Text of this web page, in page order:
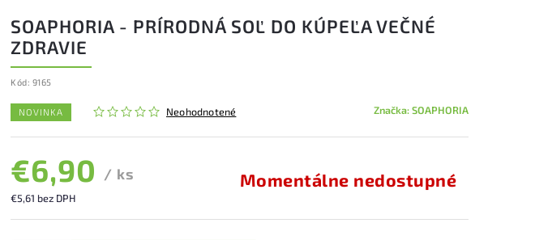
SOAPHORIA - PRÍRODNÁ SOĽ DO KÚPEĽA VEČNÉ
ZDRAVIE
Kód: 9165
NOVINKA Neohodnotené Značka:SOAPHORIA
€6,90 / ks
€5,61 bez DPH
Momentálne nedostupné